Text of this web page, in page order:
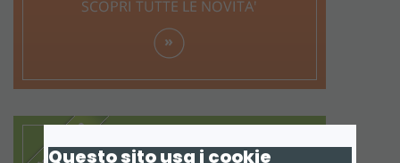
Questo sito usa i cookie